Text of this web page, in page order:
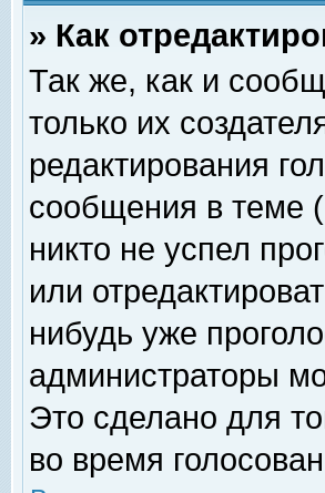
» Как
Так же, как и
только их
редактирования
сообщения в теме
никто не успел
или
нибудь уже
администраторы
Это сделано для
во время